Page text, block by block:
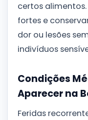
certos
fortes e
dor ou lesões
indivíduos
Condições
Aparecer na
Feridas